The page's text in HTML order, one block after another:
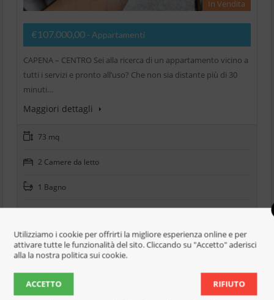
In Vendita
€107.000,00 - Appartamenti
CAPENA – CENTRO Sei alla ricerca di un appartamento vicino a
tutti i servizi e pronto all’uso? Che non sia distante più di 30
minuti…
Maggiori dettagli
73 mq
2 Camere da letto
1 Bagno
Rieti-Zona Stazione: Affittasi
Appartamento 1 Camera (Rif.2820)
Utilizziamo i cookie per offrirti la migliore esperienza online e per
attivare tutte le funzionalità del sito. Cliccando su "Accetto" aderisci
alla la nostra politica sui cookie.
ACCETTO RIFIUTO